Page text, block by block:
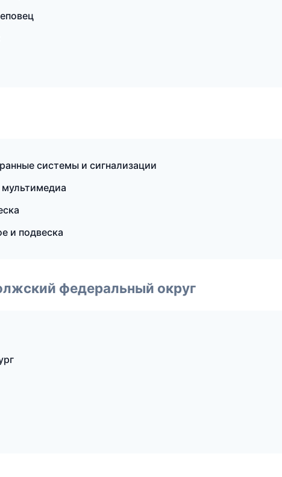
системы и сигнализации
и подвеска
федеральный округ